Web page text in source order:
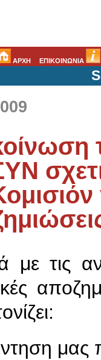
ΑΡΧΗ ΕΠΙΚΟΙΝΩΝΙΑ
με τις
μας